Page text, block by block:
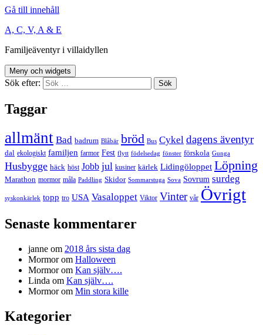
Gå till innehåll
A, C, V, A & E
Familjeäventyr i villaidyllen
Meny och widgets
Sök efter:
Taggar
allmänt Bad badrum Blåbär bröd Bus Cykel dagens äventyr
dal ekologiskt familjen farmor Fest flytt födelsedag fönster förskola Gunga
Husbygge häck höst Jobb jul kusiner kärlek Lidingöloppet Löpning
Marathon mormor måla Paddling Skidor Sommarstuga Sova Sovrum surdeg
syskonkärlek topp tro USA Vasaloppet Viktor Vinter vår Övrigt
Senaste kommentarer
janne om 2018 års sista dag
Mormorom Halloween
Mormorom Kan själv….
Linda om Kan själv….
Mormorom Min stora kille
Kategorier